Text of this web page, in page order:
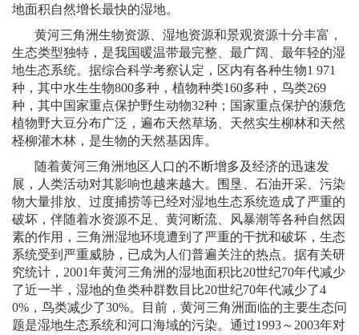
地面积自然增长最快的湿地。
黄河三角洲生物资源、湿地资源和景观资源十分丰富，
生态类型独特，是我国暖温带最完整、最广阔、最年轻的湿
地生态系统。据综合科学考察认定，区内有各种生物1 971
种，其中水生生物800多种，植物种类160多种，鸟类269
种，其中国家重点保护野生动物32种；国家重点保护的濒危
植物野大豆分布广泛，遍布天然草场、天然实生柳林和天然
柽柳灌木林，是生物的天然基因库。
随着黄河三角洲地区人口的不断增多及经济的迅速发
展，人类活动对其影响也越来越大。围垦、石油开采、污染
物大量排放、过度捕捞等已经对湿地生态系统造成了严重的
破坏，伴随着水资源不足、黄河断流、风暴潮等各种自然因
素的作用，三角洲湿地环境遭到了严重的干扰和破坏，生态
系统受到严重威胁，已成为人们普遍关注的热点。据有关研
究统计， 2001年黄河三角洲的湿地面积比20世纪70年代减少
了近一半，湿地的鱼类种群数目比20世纪70年代减少了4
0% ，鸟类减少了30%。目前，黄河三角洲面临的主要生态问
题是湿地生态系统和河口海域的污染。通过1993～ 2003年对